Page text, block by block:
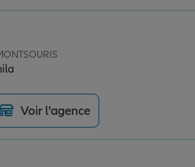
Djamila
Voir l'agence